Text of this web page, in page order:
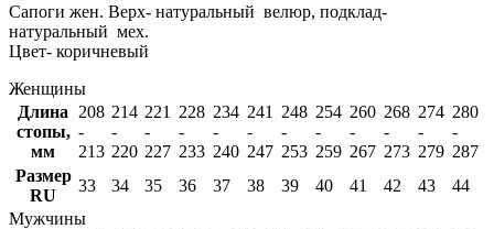
Сапоги жен. Верх- натуральный велюр, подклад-
натуральный мех.
Цвет- коричневый
Женщины
Длина
стопы,
мм
208
-
213
214
-
220
221
-
227
228
-
233
234
-
240
241
-
247
248
-
253
254
-
259
260
-
267
268
-
273
274
-
279
280
-
287
Размер
RU
33 34 35 36 37 38 39 40 41 42 43
44
Мужчины